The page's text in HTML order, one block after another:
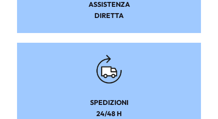
ASSISTENZA
DIRETTA
SPEDIZIONI
24/48 H